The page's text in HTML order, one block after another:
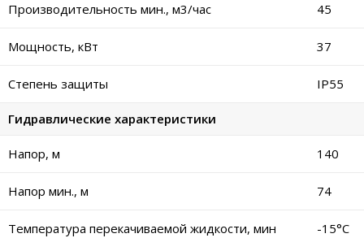
Производительность мин., м3/час 45
Мощность, кВт 37
Степень защиты IP55
Гидравлические характеристики
Напор, м 140
Напор мин., м 74
Температура перекачиваемой жидкости, мин -15°C